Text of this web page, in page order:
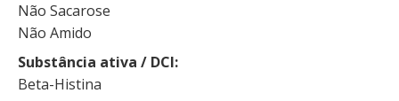
Não Sacarose
Não Amido
Substância ativa / DCI
Beta-Histina